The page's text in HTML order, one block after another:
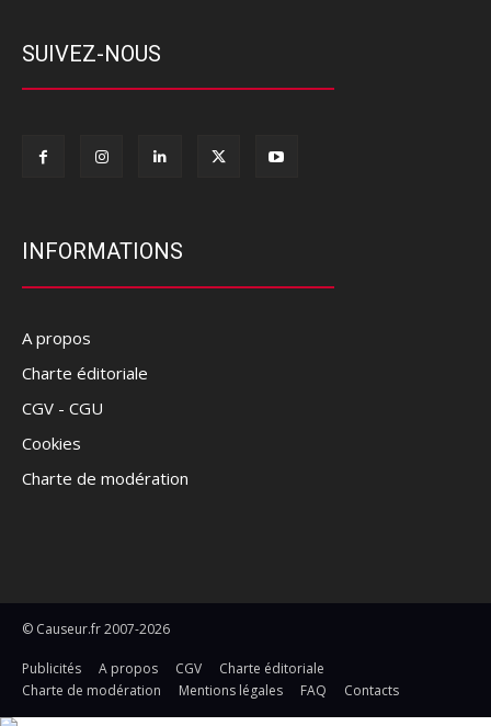
SUIVEZ-NOUS
INFORMATIONS
A propos
Charte éditoriale
CGV - CGU
Cookies
Charte de modération
© Causeur.fr 2007-2026
Publicités A propos CGV
Charte éditoriale
Charte de modération
Mentions légales FAQ Contacts